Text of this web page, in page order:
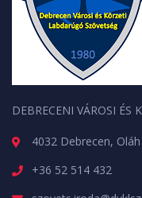
DEBRECENI VÁROSI ÉS
4032 Debrecen,
+36 52 514 432